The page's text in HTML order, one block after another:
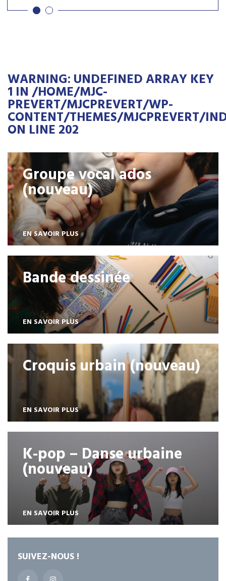
WARNING: UNDEFINED ARRAY KEY
1 IN /HOME/MJC-
PREVERT/MJCPREVERT/WP-
CONTENT/THEMES/MJCPREVERT/
ON LINE 202
Groupe vocal ados
(nouveau)
EN SAVOIR PLUS
Bande dessinée
EN SAVOIR PLUS
Croquis urbain (nouveau)
EN SAVOIR PLUS
K-pop – Danse urbaine
(nouveau)
EN SAVOIR PLUS
SUIVEZ-NOUS !